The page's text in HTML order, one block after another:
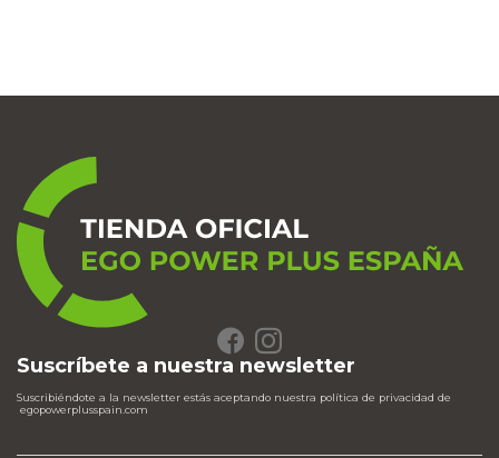
Suscríbete a nuestra newsletter
Suscribiéndote a la newsletter estás aceptando nuestra política de privacidad de
egopowerplusspain.com